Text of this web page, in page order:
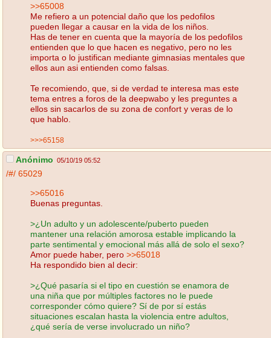
>>65008
Me refiero a un potencial daño que los pedofilos
pueden llegar a causar en la vida de los niños.
Has de tener en cuenta que la mayoría de los pedofilos
entienden que lo que hacen es negativo, pero no les
importa o lo justifican mediante gimnasias mentales que
ellos aun asi entienden como falsas.
Te recomiendo, que, si de verdad te interesa mas este
tema entres a foros de la deepwabo y les preguntes a
ellos sin sacarlos de su zona de confort y veras de lo
que hablo.
>>>65158
Anónimo 05/10/19 05:52
/#/ 65029
>>65016
Buenas preguntas.
>¿Un adulto y un adolescente/puberto pueden
mantener una relación amorosa estable implicando la
parte sentimental y emocional más allá de solo el sexo?
Amor puede haber, pero >>65018
Ha respondido bien al decir:
>¿Qué pasaría si el tipo en cuestión se enamora de
una niña que por múltiples factores no le puede
corresponder cómo quiere? Sí de por sí estás
situaciones escalan hasta la violencia entre adultos,
¿qué sería de verse involucrado un niño?